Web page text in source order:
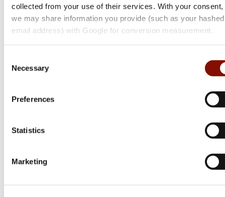
collected from your use of their services. With your consent,
we may share information you provide (such as your hashed
email address) with Google for conversion measurement.
Selection
Necessary
Preferences
Statistics
Marketing